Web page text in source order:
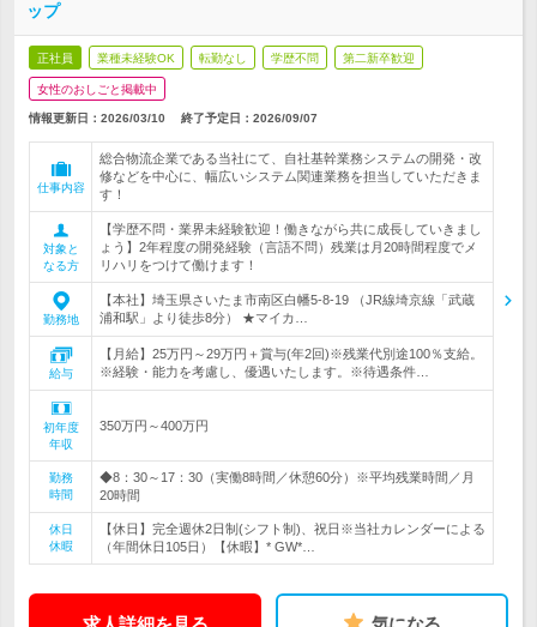
ップ
正社員 業種未経験OK 転勤なし 学歴不問 第二新卒歓迎
女性のおしごと掲載中
情報更新日：2026/03/10 終了予定日： 2026/09/07
仕事内容
総合物流企業である当社にて、自社基幹業務システムの開発・改
修などを中心に、幅広いシステム関連業務を担当していただきま
す！
対象と
なる方
【学歴不問・業界未経験歓迎！働きながら共に成長していきまし
ょう】2年程度の開発経験（言語不問）残業は月20時間程度でメ
リハリをつけて働けます！
勤務地
【本社】埼玉県さいたま市南区白幡5-8-19 （JR線埼京線「武蔵
浦和駅」より徒歩8分） ★マイカ…
給与
【月給】25万円～29万円＋賞与(年2回)※残業代別途100％支給。
※経験・能力を考慮し、優遇いたします。※待遇条件…
初年度
年収
350万円～400万円
勤務
時間
◆8：30～17：30（実働8時間／休憩60分）※平均残業時間／月
20時間
休日
休暇
【休日】完全週休2日制(シフト制)、祝日※当社カレンダーによる
（年間休日105日）【休暇】* GW*…